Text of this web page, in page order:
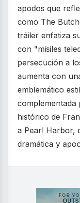
apodos que
como The
tráiler enfatiza
con "misiles
persecución a
aumenta con
emblemático
complementada
histórico de
a Pearl Harbor,
dramática y